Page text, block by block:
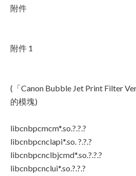
附件
附件 1
(「Canon Bubble Jet Print Filter
的模塊)
libcnbpcmcm*.so.?.?.?
libcnbpcnclapi*.so. ?.?.?
libcnbpcnclbjcmd*.so.?.?.?
libcnbpcnclui*.so.?.?.?